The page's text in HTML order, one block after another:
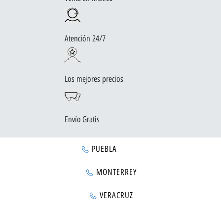
Atención 24/7
Los mejores precios
Envío Gratis
PUEBLA
MONTERREY
VERACRUZ